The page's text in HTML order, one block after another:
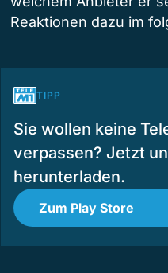
Reaktionen dazu im
TIPP
Sie wollen keine
verpassen? Jetzt
herunterladen.
Zum Play Store